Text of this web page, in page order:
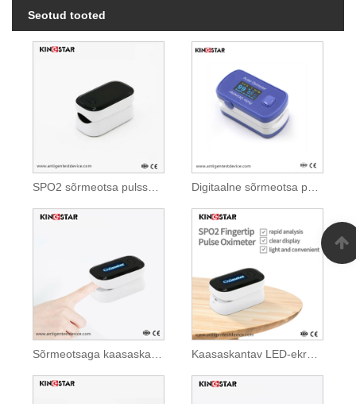
Seotud tooted
SPO2 sõrmeotsa pulssoksümeeter Digitaalne sõrmeotsa pulssoksümeeter